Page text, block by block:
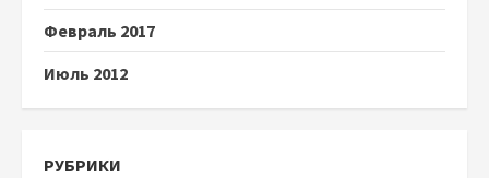
Февраль 2017
Июль 2012
РУБРИКИ